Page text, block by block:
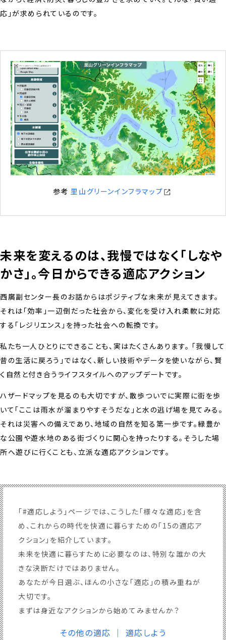
応」が求められているのです。
参考 里山グリーンインフラマップ
未来を変えるのは、我慢ではなく「しなや
かさ」。今日からできる適応アクション
西廣副センター長のお話からはポジティブな未来が見えてきます。
それは「効率」一辺倒だった社会から、変化を受け入れ柔軟に対応
する「レジリエンス」を持った社会への転換です。
私たち一人ひとりにできることも、実はたくさんあります。 「我慢して
昔の生活に戻ろう」ではなく、新しい技術やデータを使いながら、賢
く自然と付き合うライフスタイルへのアップデートです。
ハザードマップを見るのも大切ですが、散歩ついでに実際に街を歩
いて「ここは雨水が溜まりやすそうだな」と水の逃げ場を見てみる。
それは災害への備えであり、地域の自然を知る第一歩です。緑豊か
な公園や遊水地のある街づくりに関心を持ったりする。そうした場
所へ遊びに行くことも、立派な適応アクションです。
「#適応しよう」ページでは、こうした「様々な適応」を含
め、これからの時代を快適に暮らすための「15の適応ア
クション」を紹介しています。
未来を快適に暮らすために必要なのは、特別な誰かの大
きな決断だけではありません。
あなたが今日選ぶ、ほんの小さな「適応」の積み重ねが
大切です。
まずは身近なアクションから始めてみませんか？
その他の適応 ｜ 適応しよう